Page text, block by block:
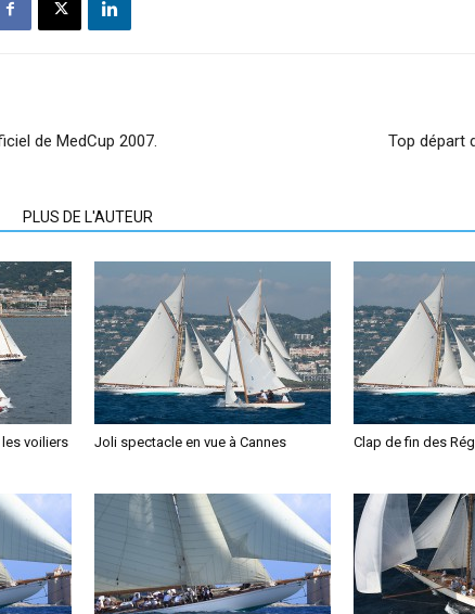
de MedCup 2007. Top départ
PLUS DE L'AUTEUR
voiliers
Joli spectacle en vue à Cannes Clap de fin des